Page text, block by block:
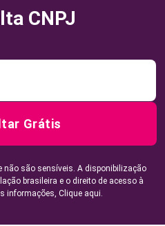
CNPJ
Grátis
não são sensíveis. A disponibilização
brasileira e o direito de acesso à
informações, Clique aqui.